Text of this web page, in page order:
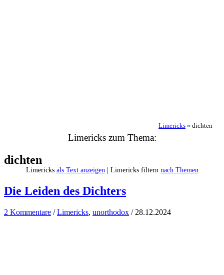
Limericks » dichten
Limericks zum Thema:
dichten
Limericks als Text anzeigen| Limericks filtern nach Themen
Die Leiden des Dichters
2 Kommentare /Limericks, unorthodox / 28.12.2024